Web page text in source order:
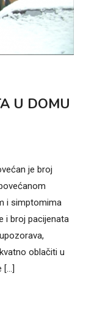
U DOMU
je broj
i simptomima
i broj pacijenata
oblačiti u